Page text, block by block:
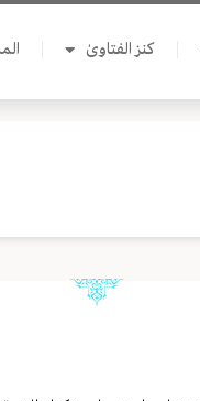
كنز الفتاوىٰ